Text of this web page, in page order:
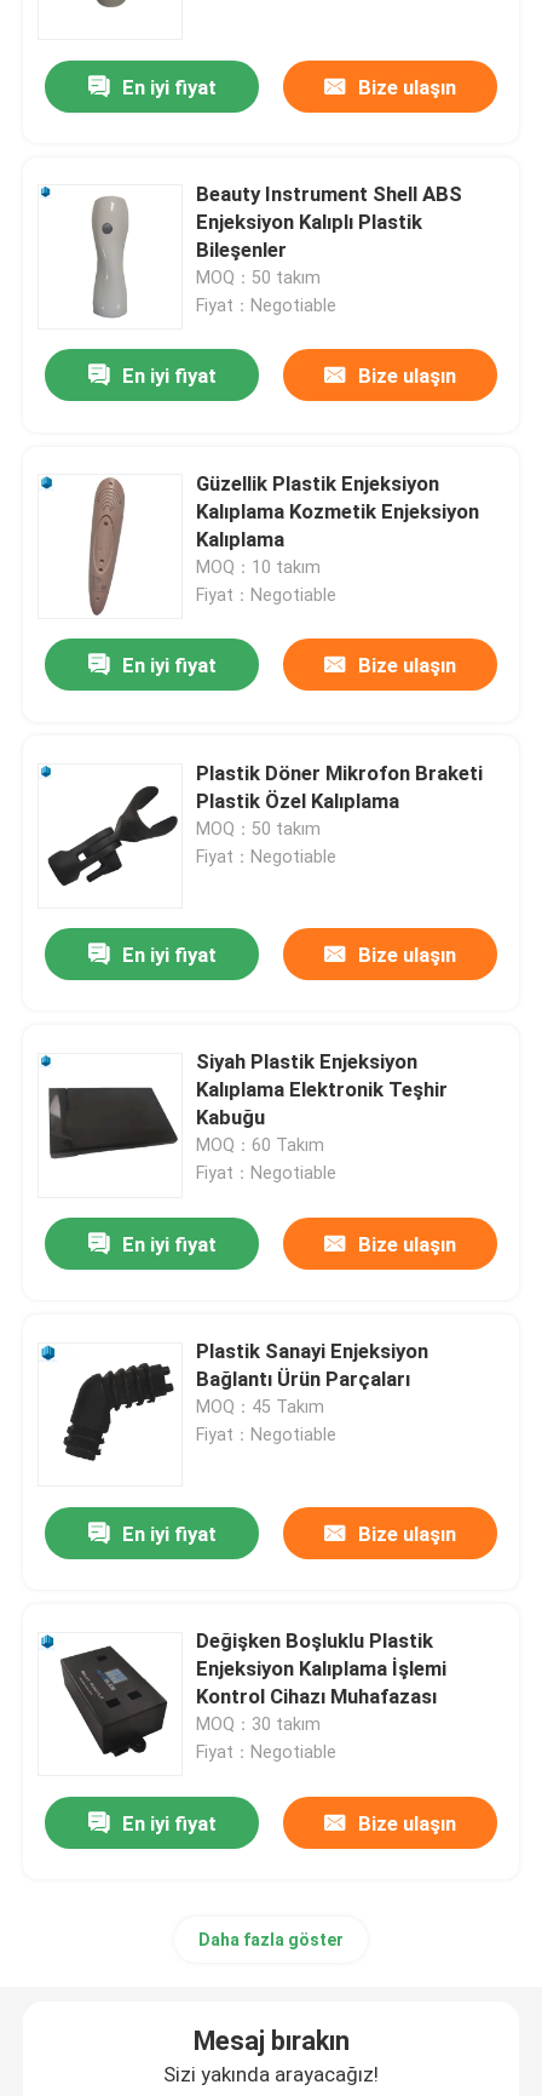
En iyi fiyat Bize ulaşın
Beauty Instrument Shell ABS
Enjeksiyon Kalıplı Plastik
Bileşenler
MOQ：50 takım
Fiyat：Negotiable
En iyi fiyat Bize ulaşın
Güzellik Plastik Enjeksiyon
Kalıplama Kozmetik Enjeksiyon
Kalıplama
MOQ：10 takım
Fiyat：Negotiable
En iyi fiyat Bize ulaşın
Plastik Döner Mikrofon Braketi
Plastik Özel Kalıplama
MOQ：50 takım
Fiyat：Negotiable
En iyi fiyat Bize ulaşın
Siyah Plastik Enjeksiyon
Kalıplama Elektronik Teşhir
Kabuğu
MOQ：60 Takım
Fiyat：Negotiable
En iyi fiyat Bize ulaşın
Plastik Sanayi Enjeksiyon
Bağlantı Ürün Parçaları
MOQ：45 Takım
Fiyat：Negotiable
En iyi fiyat Bize ulaşın
Değişken Boşluklu Plastik
Enjeksiyon Kalıplama İşlemi
Kontrol Cihazı Muhafazası
MOQ：30 takım
Fiyat：Negotiable
En iyi fiyat Bize ulaşın
Daha fazla göster
Mesaj bırakın
Sizi yakında arayacağız!